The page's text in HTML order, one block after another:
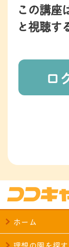
この講座
と視聴す
ロ
ホーム